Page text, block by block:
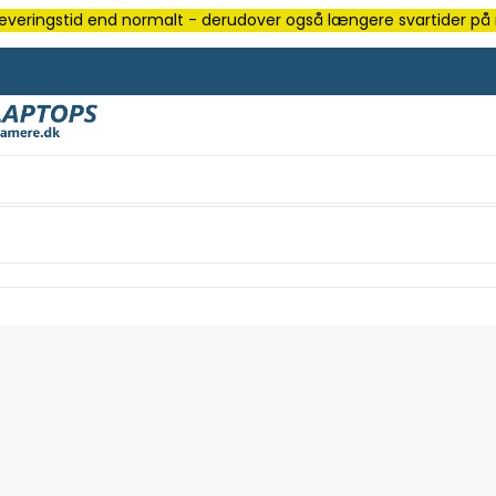
end normalt - derudover også længere svartider på